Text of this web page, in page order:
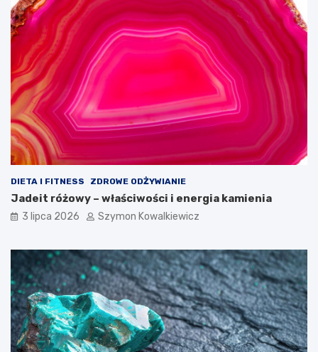
DIETA I FITNESS ZDROWE ODŻYWIANIE
Jadeit różowy – właściwości i energia kamienia
3 lipca 2026 Szymon Kowalkiewicz